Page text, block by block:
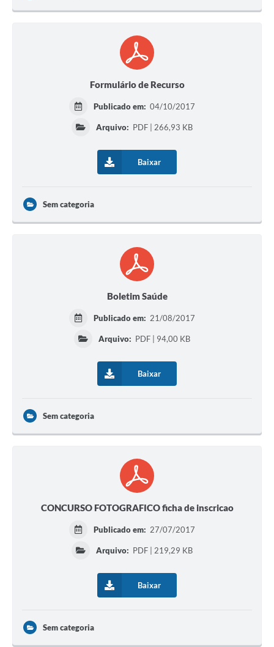
Formulário de Recurso
Publicado em: 04/10/2017
Arquivo: PDF | 266,93 KB
Baixar
Sem categoria
Boletim Saúde
Publicado em: 21/08/2017
Arquivo: PDF | 94,00 KB
Baixar
Sem categoria
CONCURSO FOTOGRAFICO ficha de inscricao
Publicado em: 27/07/2017
Arquivo: PDF | 219,29 KB
Baixar
Sem categoria